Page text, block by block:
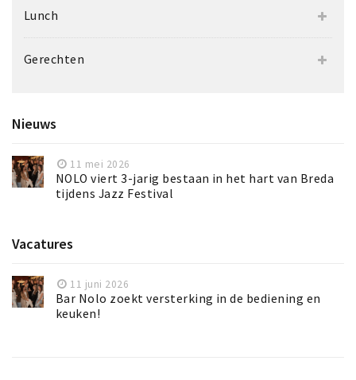
Lunch
Gerechten
Nieuws
11 mei 2026
NOLO viert 3-jarig bestaan in het hart van Breda
tijdens Jazz Festival
Vacatures
11 juni 2026
Bar Nolo zoekt versterking in de bediening en
keuken!